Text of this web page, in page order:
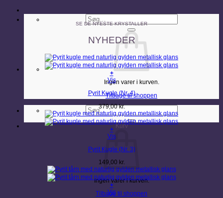
Søg
efter:
Ingen varer i kurven.
Tilbage til shoppen
Søg
efter:
Kurv
Ingen varer i kurven.
Tilbage til shoppen
SE DE NYESTE KRYSTALLER
NYHEDER
+
Vis
Pyrit Kugle (Nr. 4)
379,00kr.
+
Vis
Pyrit Kugle (Nr. 3)
149,00 kr.
+
Vis